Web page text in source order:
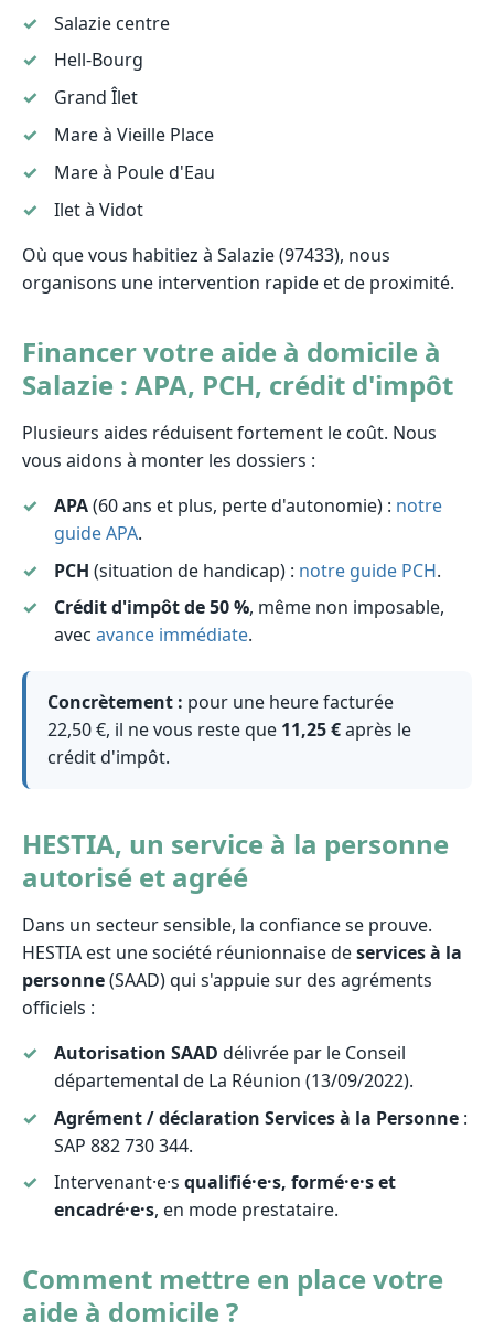
Salazie centre
Hell-Bourg
Grand Îlet
Mare à Vieille Place
Mare à Poule d'Eau
Ilet à Vidot
Où que vous habitiez à Salazie (97433), nous
organisons une intervention rapide et de proximité.
Financer votre aide à domicile à
Salazie : APA, PCH, crédit d'impôt
Plusieurs aides réduisent fortement le coût. Nous
vous aidons à monter les dossiers :
APA(60 ans et plus, perte d'autonomie) : notre
guide APA.
PCH (situation de handicap) : notre guide PCH.
Crédit d'impôt de 50 %, même non imposable,
avec avance immédiate.
Concrètement : pour une heure facturée
22,50 €, il ne vous reste que 11,25 €après le
crédit d'impôt.
HESTIA, un service à la personne
autorisé et agréé
Dans un secteur sensible, la confiance se prouve.
HESTIA est une société réunionnaise deservices à la
personne(SAAD) qui s'appuie sur des agréments
officiels :
Autorisation SAAD délivrée par le Conseil
départemental de La Réunion (13/09/2022).
Agrément / déclaration Services à la Personne:
SAP 882 730 344.
Intervenant·e·s qualifié·e·s, formé·e·s et
encadré·e·s, en mode prestataire.
Comment mettre en place votre
aide à domicile ?